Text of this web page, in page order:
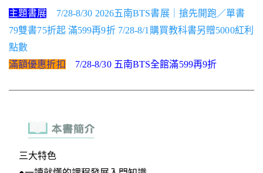
主題書展
7/28-8/30 2026五南BTS書展｜搶先開跑／單書
79雙書75折起 滿599再9折 7/28-8/1購買教科書另贈5000紅利
點數
滿額優惠折扣
7/28-8/30 五南BTS全館滿599再9折